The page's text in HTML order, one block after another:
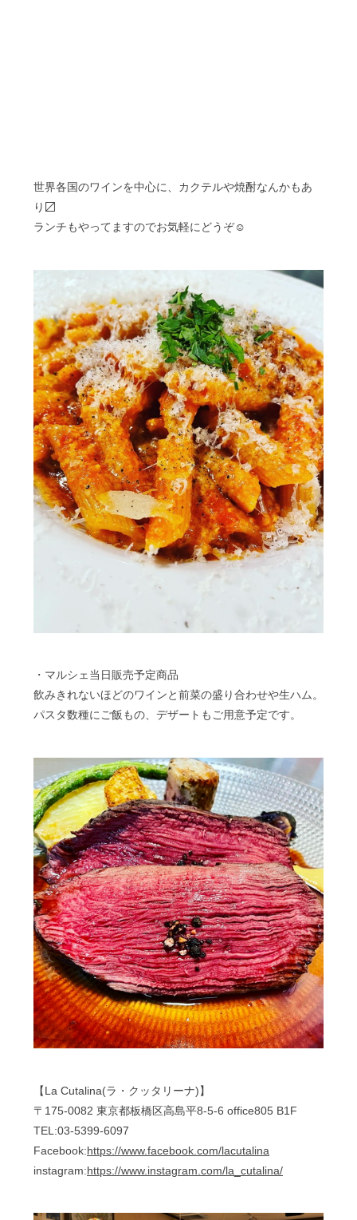
世界各国のワインを中心に、カクテルや焼酎なんかもあ
り〼
ランチもやってますのでお気軽にどうぞ☺︎
・マルシェ当日販売予定商品
飲みきれないほどのワインと前菜の盛り合わせや生ハム。
パスタ数種にご飯もの、デザートもご用意予定です。
【La Cutalina(ラ・クッタリーナ)】
〒175-0082 東京都板橋区高島平8-5-6 office805 B1F
TEL:03-5399-6097
Facebook:https://www.facebook.com/lacutalina
instagram:https://www.instagram.com/la_cutalina/